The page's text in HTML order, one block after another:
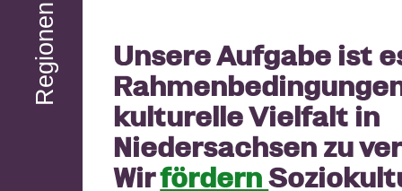
Regionen Region Nord-Ost
Region Süd-Ost
Region Hannover
Unsere Aufgabe ist
kulturelle Vielfalt in
Niedersachsen zu
Wirfördern